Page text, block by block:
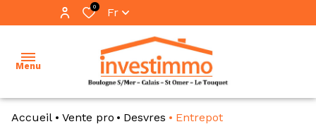
0 Fr
Menu
Accueil Vente pro Desvres Entrepot